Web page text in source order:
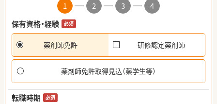
1 2 3
4
保有資格・経験
必須
薬剤師免許 研修認定薬剤師
薬剤師免許取得見込（薬学生等）
転職時期 必須